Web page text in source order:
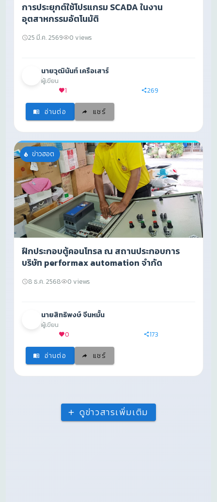
การประยุกต์ใช้โปรแกรม SCADA ในงาน
อุตสาหกรรมอัตโนมัติ
25 มี.ค. 2569 0 views
นายวุฒินันท์ เครือเสาร์
ผู้เขียน
1 269
อ่านต่อ แชร์
ข่าวฮอต
ฝึกประกอบตู้คอนโทรล ณ สถานประกอบการ
บริษัท performax automation จำกัด
8 ธ.ค. 2568 0 views
นายสิทธิพงษ์ จีนหมั้น
ผู้เขียน
0 173
อ่านต่อ แชร์
ดูข่าวสารเพิ่มเติม